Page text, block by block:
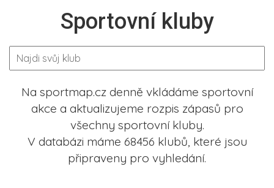
Sportovní kluby
Na sportmap.cz denně vkládáme sportovní
akce a aktualizujeme rozpis zápasů pro
všechny sportovní kluby.
V databázi máme 68456 klubů, které jsou
připraveny pro vyhledání.